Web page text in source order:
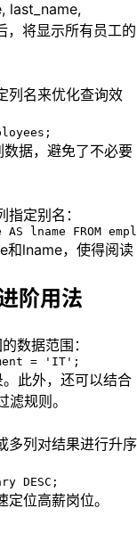
last_name,
将显示所有员工的
列名来优化查询效
据，避免了不必要
定别名：
lname FROM
和lname，使得阅读
阶用法
数据范围：
= 'IT';
此外，还可以结合
规则。
多列对结果进行升序
DESC;
位高薪岗位。